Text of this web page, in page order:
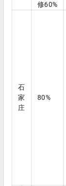
修60%
石
家
庄
80%